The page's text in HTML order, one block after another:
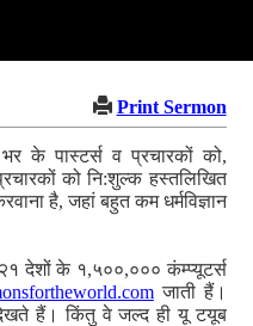
Print Sermon
के पास्टर्स व प्रचारकों को,
को नि:शुल्क हस्तलिखित
है, जहां बहुत कम धर्मविज्ञान
देशों के १,५००,००० कंम्प्यूटर्स
जाती हैं।
हैं। किंतु वे जल्द ही यू टयूब